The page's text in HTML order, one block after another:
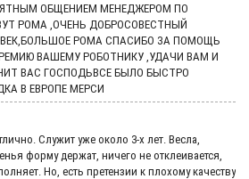
ОБЩЕНИЕМ МЕНЕДЖЕРОМ ПО
РОМА ,ОЧЕНЬ ДОБРОСОВЕСТНЫЙ
РОМА СПАСИБО ЗА ПОМОЩЬ
ВАШЕМУ РОБОТНИКУ ,УДАЧИ ВАМ И
ВАС ГОСПОДЬВСЕ БЫЛО БЫСТРО
В ЕВРОПЕ МЕРСИ
Служит уже около 3-х лет. Весла,
форму держат, ничего не отклеивается,
Но, есть претензии к плохому качеству